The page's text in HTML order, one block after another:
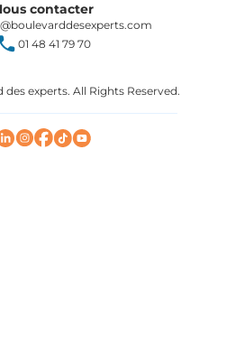
contacter
01 48 41 79 70
experts. All Rights Reserved.